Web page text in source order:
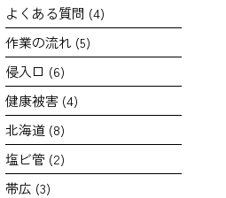
よくある質問 (4)
作業の流れ (5)
侵入口 (6)
健康被害 (4)
北海道 (8)
塩ビ管 (2)
帯広 (3)